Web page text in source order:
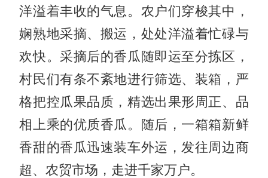
洋溢着丰收的气息。农户们穿梭其中，
娴熟地采摘、搬运，处处洋溢着忙碌与
欢快。采摘后的香瓜随即运至分拣区，
村民们有条不紊地进行筛选、装箱，严
格把控瓜果品质，精选出果形周正、品
相上乘的优质香瓜。随后，一箱箱新鲜
香甜的香瓜迅速装车外运，发往周边商
超、农贸市场，走进千家万户。